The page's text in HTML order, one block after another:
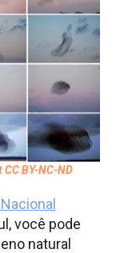
BY-NC-ND
você pode
natural